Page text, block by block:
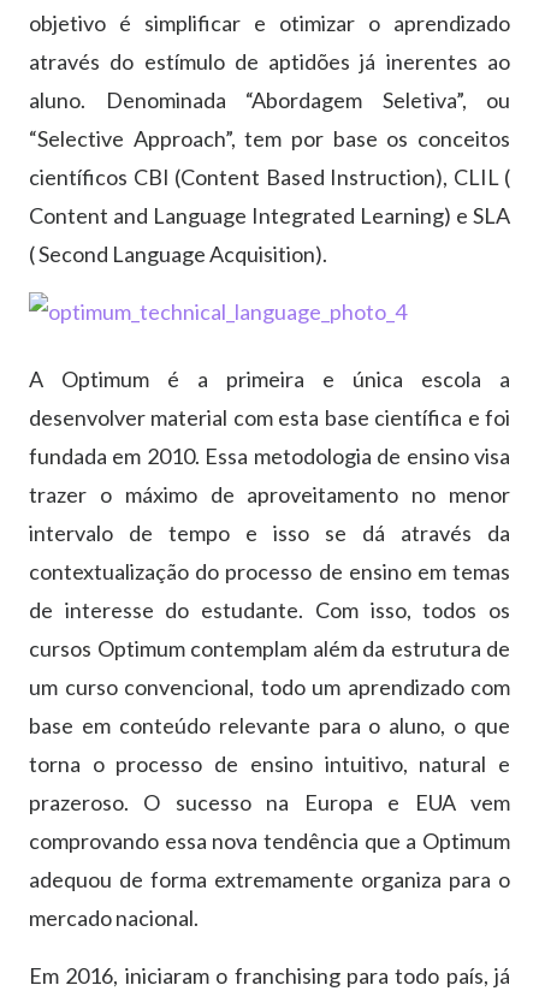
objetivo é simplificar e otimizar o aprendizado
através do estímulo de aptidões já inerentes ao
aluno. Denominada “Abordagem Seletiva”, ou
“Selective Approach”, tem por base os conceitos
científicos CBI (Content Based Instruction), CLIL (
Content and Language Integrated Learning) e SLA
( Second Language Acquisition).
A Optimum é a primeira e única escola a
desenvolver material com esta base científica e foi
fundada em 2010. Essa metodologia de ensino visa
trazer o máximo de aproveitamento no menor
intervalo de tempo e isso se dá através da
contextualização do processo de ensino em temas
de interesse do estudante. Com isso, todos os
cursos Optimum contemplam além da estrutura de
um curso convencional, todo um aprendizado com
base em conteúdo relevante para o aluno, o que
torna o processo de ensino intuitivo, natural e
prazeroso. O sucesso na Europa e EUA vem
comprovando essa nova tendência que a Optimum
adequou de forma extremamente organiza para o
mercado nacional.
Em 2016, iniciaram o franchising para todo país, já